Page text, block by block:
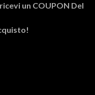
un COUPON Del